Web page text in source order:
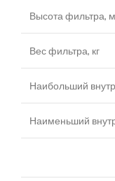
Высота фильтра,
Вес фильтра, кг
Наибольший
Наименьший